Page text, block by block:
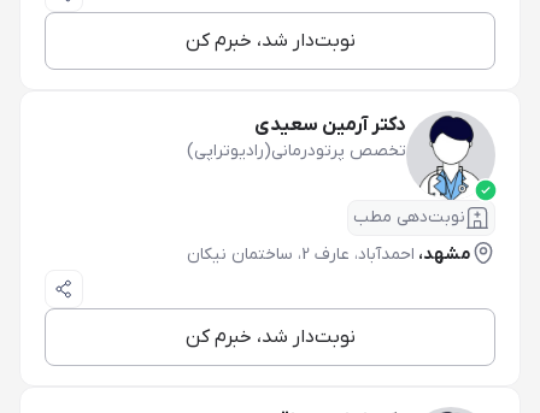
نوبت‌دار شد، خبرم کن
دکتر آرمین سعیدی
تخصص پرتودرمانی(رادیوتراپی)
نوبت‌دهی مطب
مشهد، احمدآباد، عارف 2، ساختمان نیکان
نوبت‌دار شد، خبرم کن